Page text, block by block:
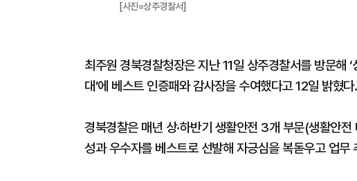
[사진=상주경찰서]
최주원 경북경찰청장은 지난 11일 상주경찰서를 방문해
대’에 베스트 인증패와 감사장을 수여했다고 12일 밝혔다.
경북경찰은 매년 상·하반기 생활안전 3개 부문(생활안
성과 우수자를 베스트로 선발해 자긍심을 복돋우고 업무